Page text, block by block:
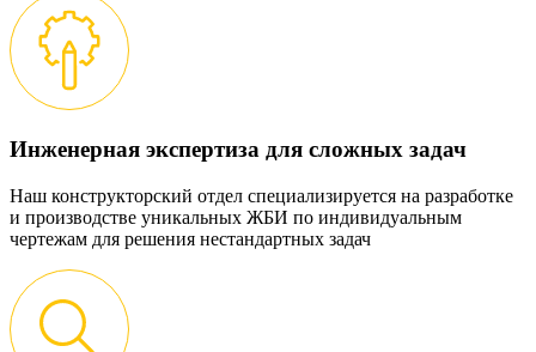
Инженерная экспертиза для сложных задач
Наш конструкторский отдел специализируется на разработке
и производстве уникальных ЖБИ по индивидуальным
чертежам для решения нестандартных задач